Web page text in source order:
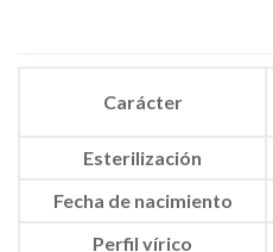
Carácter
Esterilización
Fecha de nacimiento
Perfil vírico